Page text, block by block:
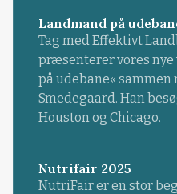
Landmand på
Tag med Effektivt
præsenterer vores nye
på udebane« sammen
Smedegaard. Han
Houston og Chicago.
Nutrifair 2025
NutriFair er en stor